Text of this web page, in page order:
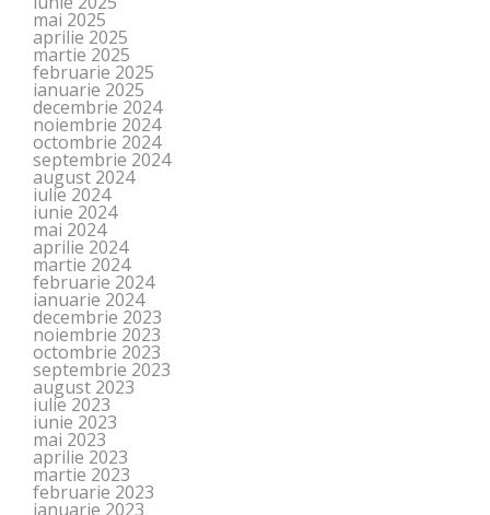
mai 2025
aprilie 2025
martie 2025
februarie 2025
ianuarie 2025
decembrie 2024
noiembrie 2024
octombrie 2024
septembrie 2024
august 2024
iulie 2024
iunie 2024
mai 2024
aprilie 2024
martie 2024
februarie 2024
ianuarie 2024
decembrie 2023
noiembrie 2023
octombrie 2023
septembrie 2023
august 2023
iulie 2023
iunie 2023
mai 2023
aprilie 2023
martie 2023
februarie 2023
ianuarie 2023